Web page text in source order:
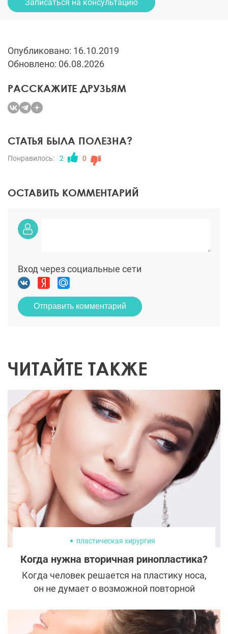
Записаться на консультацию
Опубликовано: 16.10.2019
Обновлено: 06.08.2026
РАССКАЖИТЕ ДРУЗЬЯМ
СТАТЬЯ БЫЛА ПОЛЕЗНА?
Понравилось: 2 0
ОСТАВИТЬ КОММЕНТАРИЙ
Вход через социальные сети
Отправить комментарий
ЧИТАЙТЕ ТАКЖЕ
пластическая хирургия
Когда нужна вторичная ринопластика?
Когда человек решается на пластику носа,
он не думает о возможной повторной
успех. Однако ринопластика –
сложнейшая операция, предсказать